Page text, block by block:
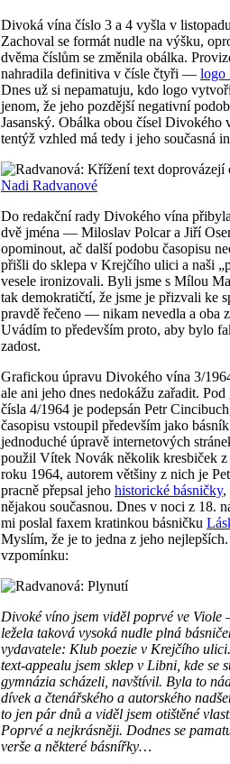
Divoká vína číslo 3 a 4 vyšla v
Zachoval se formát nudle na výšku,
dvěma číslům se změnila obálka.
nahradila definitiva v čísle čtyři — logo
Dnes už si nepamatuju, kdo logo
jenom, že jeho pozdější negativní
Jasanský. Obálka obou čísel Divokého
tentýž vzhled má tedy i jeho současná
text doprovázejí
Nadi Radvanové
Do redakční rady Divokého vína
dvě jména — Miloslav Polcar a Jiří
opominout, ač další podobu časopisu
přišli do sklepa v Krejčího ulici a naši
vesele ironizovali. Byli jsme s Mílou
tak demokratičtí, že jsme je přizvali ke
pravdě řečeno — nikam nevedla a oba
Uvádím to především proto, aby bylo
zadost.
Grafickou úpravu Divokého vína 3/
ale ani jeho dnes nedokážu zařadit.
čísla 4/1964 je podepsán Petr
časopisu vstoupil především jako
jednoduché úpravě internetových
použil Vítek Novák několik kresbiček
roku 1964, autorem většiny z nich je
pracně přepsal jeho historické básničky,
nějakou současnou. Dnes v noci z 18.
mi poslal faxem kratinkou básničku
Myslím, že je to jedna z jeho
vzpomínku:
Divoké víno jsem viděl poprvé ve Viole
ležela taková vysoká nudle plná
vydavatele: Klub poezie v Krejčího
text-appealu jsem sklep v Libni, kde se
gymnázia scházeli, navštívil. Byla to
dívek a čtenářského a autorského
to jen pár dnů a viděl jsem otištěné
Poprvé a nejkrásněji. Dodnes se
verše a některé básnířky…